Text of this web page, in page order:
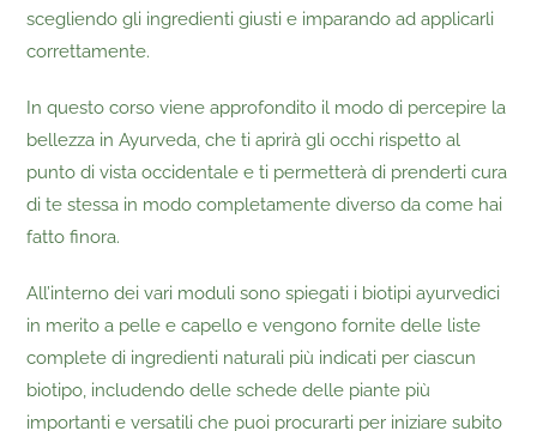
scegliendo gli ingredienti giusti e imparando ad applicarli
correttamente.
In questo corso viene approfondito il modo di percepire la
bellezza in Ayurveda, che ti aprirà gli occhi rispetto al
punto di vista occidentale e ti permetterà di prenderti cura
di te stessa in modo completamente diverso da come hai
fatto finora.
All’interno dei vari moduli sono spiegati i biotipi ayurvedici
in merito a pelle e capello e vengono fornite delle liste
complete di ingredienti naturali più indicati per ciascun
biotipo, includendo delle schede delle piante più
importanti e versatili che puoi procurarti per iniziare subito